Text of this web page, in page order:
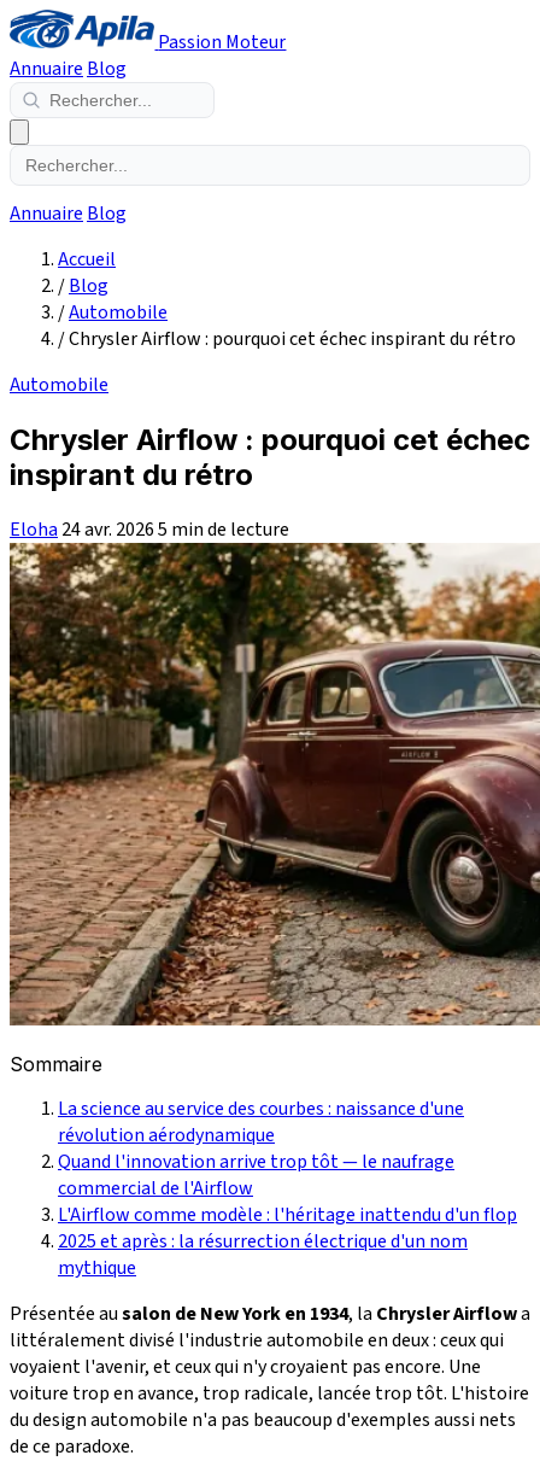
Passion Moteur
Annuaire Blog
Annuaire Blog
Accueil
/Blog
/Automobile
/Chrysler Airflow : pourquoi cet échec inspirant du rétro
Automobile
Chrysler Airflow : pourquoi cet échec
inspirant du rétro
Eloha 24 avr. 20265 min de lecture
Sommaire
La science au service des courbes : naissance d'une
révolution aérodynamique
Quand l'innovation arrive trop tôt — le naufrage
commercial de l'Airflow
L'Airflow comme modèle : l'héritage inattendu d'un flop
2025 et après : la résurrection électrique d'un nom
mythique
Présentée ausalon de New York en 1934, la Chrysler Airflowa
littéralement divisé l'industrie automobile en deux : ceux qui
voyaient l'avenir, et ceux qui n'y croyaient pas encore. Une
voiture trop en avance, trop radicale, lancée trop tôt. L'histoire
du design automobile n'a pas beaucoup d'exemples aussi nets
de ce paradoxe.